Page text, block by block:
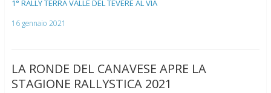
1° RALLY TERRA VALLE DEL TEVERE AL VIA
16 gennaio 2021
LA RONDE DEL CANAVESE APRE LA
STAGIONE RALLYSTICA 2021